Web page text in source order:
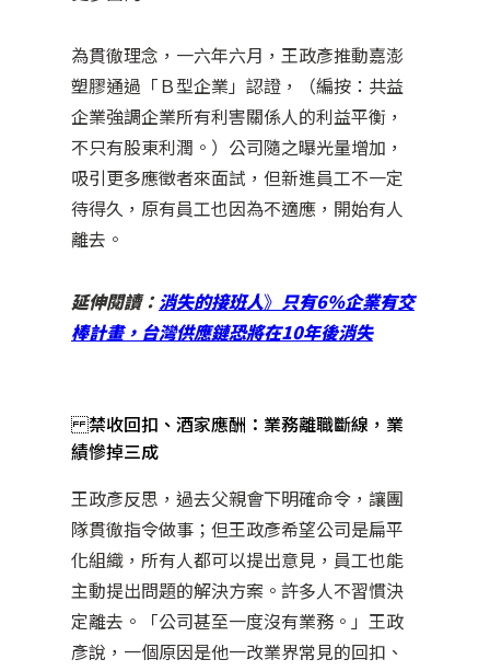
為貫徹理念，一六年六月，王政彥推動嘉澎
塑膠通過「Ｂ型企業」認證，（編按：共益
企業強調企業所有利害關係人的利益平衡，
不只有股東利潤。）公司隨之曝光量增加，
吸引更多應徵者來面試，但新進員工不一定
待得久，原有員工也因為不適應，開始有人
離去。
延伸閱讀： 消失的接班人》 只有6%企業有交
棒計畫，台灣供應鏈恐將在10年後消失
禁收回扣、酒家應酬：業務離職斷線，業
績慘掉三成
王政彥反思，過去父親會下明確命令，讓團
隊貫徹指令做事；但王政彥希望公司是扁平
化組織，所有人都可以提出意見，員工也能
主動提出問題的解決方案。許多人不習慣決
定離去。「公司甚至一度沒有業務。」王政
彥說，一個原因是他一改業界常見的回扣、